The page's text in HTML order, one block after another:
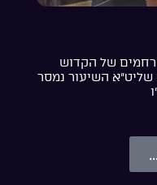
של הקדוש
שליט”א השיעור נמסר